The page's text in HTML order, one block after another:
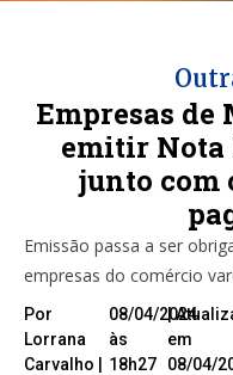
Empresas de
emitir Nota
junto com
Emissão passa a ser
empresas do comércio
Por
Lorrana
Carvalho |
08/04/2024
às
18h27
|
em
08/04/